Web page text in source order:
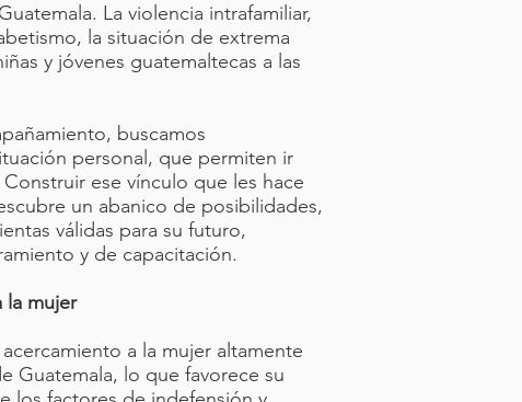
La violencia intrafamiliar,
la situación de extrema
y jóvenes guatemaltecas a las
buscamos
personal, que permiten ir
ese vínculo que les hace
un abanico de posibilidades,
válidas para su futuro,
y de capacitación.
la mujer
a la mujer altamente
Guatemala, lo que favorece su